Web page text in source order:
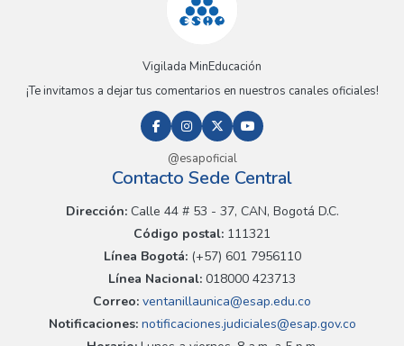
Vigilada MinEducación
¡Te invitamos a dejar tus comentarios en nuestros canales oficiales!
@esapoficial
Contacto Sede Central
Dirección:Calle 44 # 53 - 37, CAN, Bogotá D.C.
Código postal: 111321
Línea Bogotá:(+57) 601 7956110
Línea Nacional: 018000 423713
Correo: ventanillaunica@esap.edu.co
Notificaciones:notificaciones.judiciales@esap.gov.co